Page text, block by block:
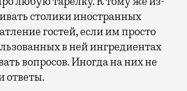
столики иностранных
гостей, если им просто
в ней ингредиентах
вопросов. Иногда на них не
ответы.